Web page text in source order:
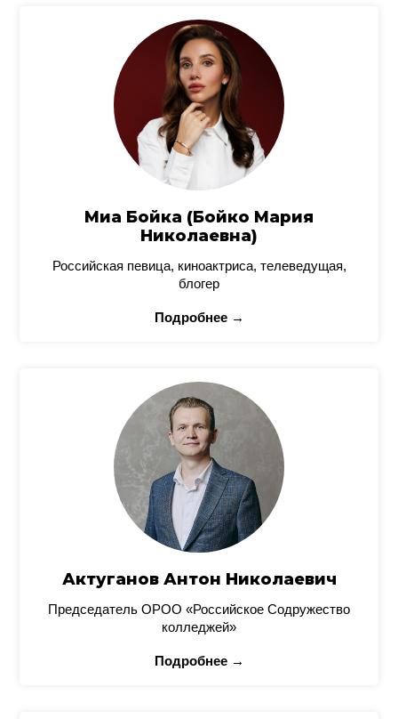
Миа Бойка (Бойко Мария
Николаевна)
Российская певица, киноактриса, телеведущая,
блогер
Подробнее →
Актуганов Антон Николаевич
Председатель ОРОО «Российское Содружество
колледжей»
Подробнее →